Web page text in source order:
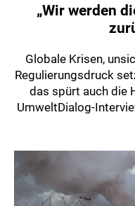
„Wir werden
Globale Krisen,
Regulierungsdruck
das spürt auch die
UmweltDialog-